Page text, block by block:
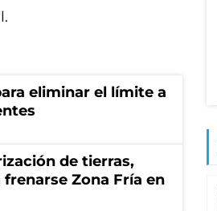
eliminar el límite a
de tierras,
Zona Fría en